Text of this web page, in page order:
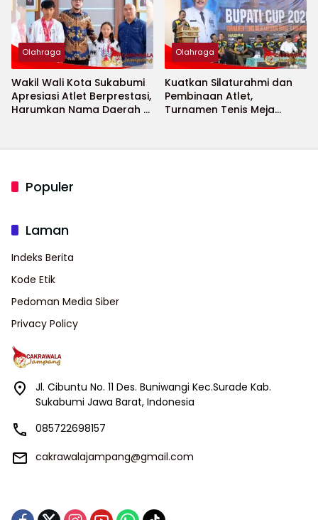
Olahraga
Wakil Wali Kota Sukabumi
Apresiasi Atlet Berprestasi,
Harumkan Nama Daerah di
Olahraga
Kuatkan Silaturahmi dan
Pembinaan Atlet,
Turnamen Tenis Meja
Populer
Laman
Indeks Berita
Kode Etik
Pedoman Media Siber
Privacy Policy
Jl. Cibuntu No. 11 Des. Buniwangi Kec.Surade Kab.
Sukabumi Jawa Barat, Indonesia
085722698157
cakrawalajampang@gmail.com